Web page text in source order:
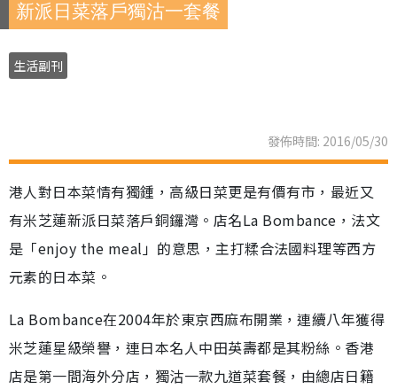
新派日菜落戶獨沽一套餐
生活副刊
發佈時間: 2016/05/30
港人對日本菜情有獨鍾，高級日菜更是有價有市，最近又
有米芝蓮新派日菜落戶銅鑼灣。店名La Bombance，法文
是「enjoy the meal」的意思，主打糅合法國料理等西方
元素的日本菜。
La Bombance在2004年於東京西麻布開業，連續八年獲得
米芝蓮星級榮譽，連日本名人中田英壽都是其粉絲。香港
店是第一間海外分店，獨沽一款九道菜套餐，由總店日籍